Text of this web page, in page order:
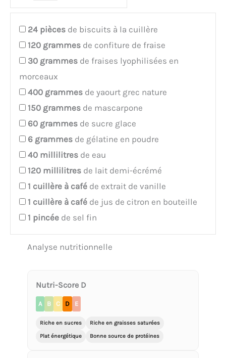
24 pièces de biscuits à la cuillère
120 grammes de confiture de fraise
30 grammes de fraises lyophilisées en
morceaux
400 grammes de yaourt grec nature
150 grammes de mascarpone
60 grammes de sucre glace
6 grammes de gélatine en poudre
40 millilitres de eau
120 millilitres de lait demi-écrémé
1 cuillère à café de extrait de vanille
1 cuillère à café de jus de citron en bouteille
1 pincée de sel fin
Analyse nutritionnelle
Nutri-Score D
A B C D E
Riche en sucres
Riche en graisses saturées
Plat énergétique
Bonne source de protéines